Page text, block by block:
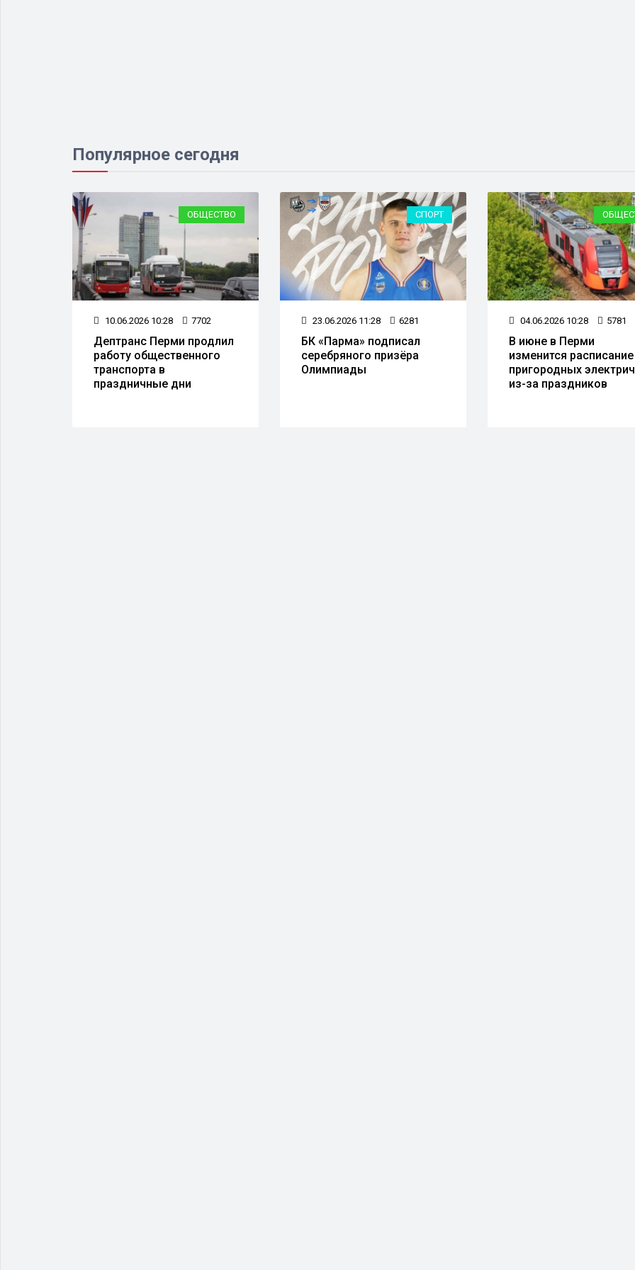
Популярное сегодня
ОБЩЕСТВО
10.06.2026 10:28 7702
Дептранс Перми продлил
работу общественного
транспорта в
праздничные дни
СПОРТ
23.06.2026 11:28 6281
БК «Парма» подписал
серебряного призёра
Олимпиады
04.06.2026 10:28 5781
В июне в Перми
изменится расписание
пригородных
из-за праздников